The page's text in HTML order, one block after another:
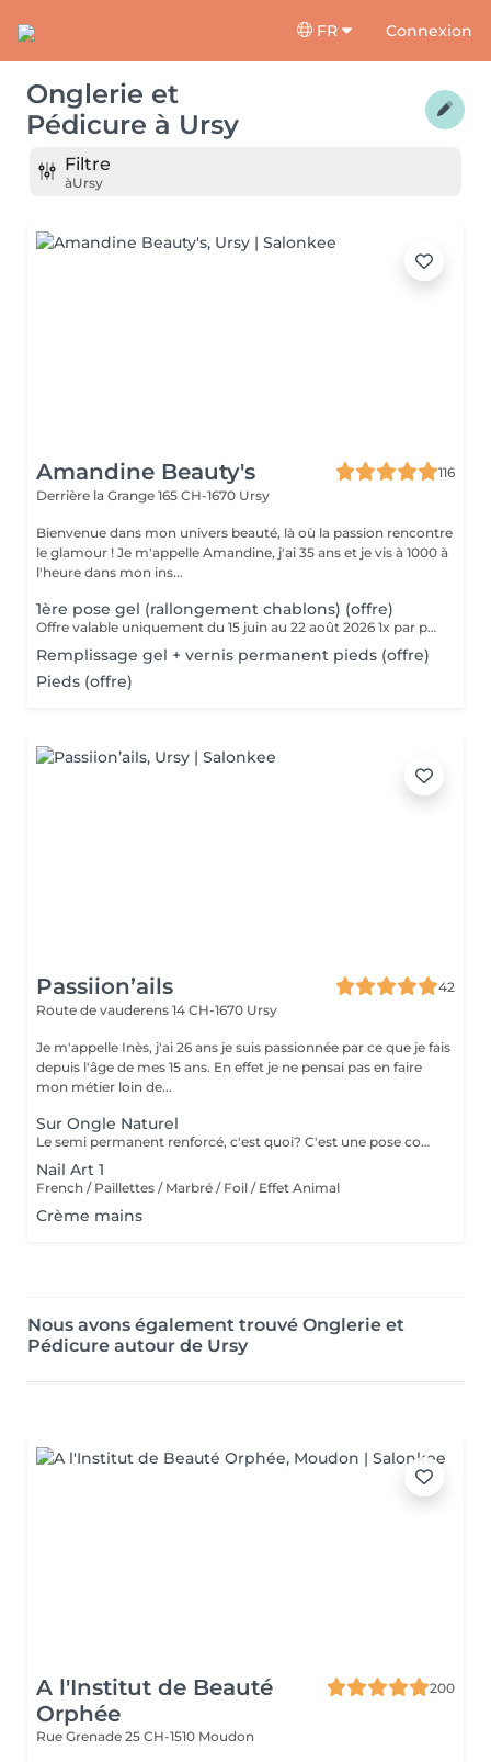
FR Connexion
Onglerie et
Pédicure à Ursy
Filtre
àUrsy
Amandine Beauty's
116
Derrière la Grange 165 CH-1670 Ursy
Bienvenue dans mon univers beauté, là où la passion rencontre
le glamour ! Je m'appelle Amandine, j'ai 35 ans et je vis à 1000 à
l'heure dans mon ins...
1ère pose gel (rallongement chablons) (offre)
Offre valable uniquement du 15 juin au 22 août 2026 1x par personne et par offre, abonnements non valable sur les offres.
Remplissage gel + vernis permanent pieds (offre)
Pieds (offre)
Passiion’ails
42
Route de vauderens 14 CH-1670 Ursy
Je m'appelle Inès, j'ai 26 ans je suis passionnée par ce que je fais
depuis l'âge de mes 15 ans. En effet je ne pensai pas en faire
mon métier loin de...
Sur Ongle Naturel
Le semi permanent renforcé, c'est quoi? C'est une pose complète, on démarre de zéro (vous n'avez donc rien sur vos ongles), on va préparer la plaque de votre ongle, cuticules, formés, etc et on va renforcé la base en mettant une couche un peu plus épaisse qui va embrasser votre ongle pour un rendu naturel et plus solide. La durée est environ de 2-3 semaines il faut donc penser à prendre un rendez vous pour un remplissage maximum 3 semaines après.
Nail Art 1
French / Paillettes / Marbré / Foil / Effet Animal
Crème mains
Nous avons également trouvé Onglerie et
Pédicure autour de Ursy
A l'Institut de Beauté
Orphée
200
Rue Grenade 25 CH-1510 Moudon